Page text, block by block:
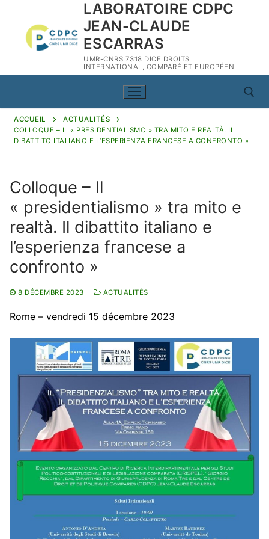
contenu
LABORATOIRE CDPC
JEAN-CLAUDE
ESCARRAS
UMR-CNRS 7318 DICE DROITS
INTERNATIONAL, COMPARÉ ET EUROPÉEN
Rechercher :
Rechercher
:
CDPC
Cahiers du CDPC
La Lettre d’Italie
Publications
Thèses / HDR
Thèses en cours
Thèses soutenues
HDR soutenues
Masters
Actualités
ACCUEIL
ACTUALITÉS
COLLOQUE – IL « PRESIDENTIALISMO » TRA MITO E REALTÀ. IL
DIBATTITO ITALIANO E L’ESPERIENZA FRANCESE A CONFRONTO »
Colloque – Il
« presidentialismo » tra mito e
realtà. Il dibattito italiano e
l’esperienza francese a
confronto »
8 DÉCEMBRE 2023 ACTUALITÉS
Rome – vendredi 15 décembre 2023